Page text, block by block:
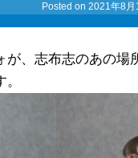
Posted on 2021年8月
、志布志のあの